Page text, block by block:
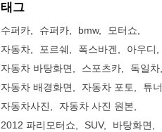
태그
수퍼카 슈퍼카 bmw
모터쇼
자동차
포르쉐 폭스바겐
아우디
자동차 바탕화면
스포츠카
독일차
자동차 배경화면
자동차 포토
튜너
자동차사진
자동차 사진 원본
2012 파리모터쇼
SUV
바탕화면